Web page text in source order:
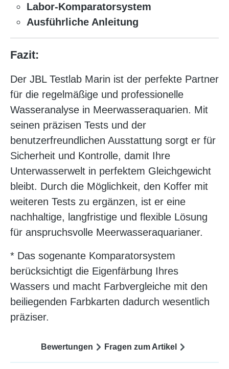
Labor-Komparatorsystem
Ausführliche Anleitung
Fazit:
Der JBL Testlab Marin ist der perfekte Partner
für die regelmäßige und professionelle
Wasseranalyse in Meerwasseraquarien. Mit
seinen präzisen Tests und der
benutzerfreundlichen Ausstattung sorgt er für
Sicherheit und Kontrolle, damit Ihre
Unterwasserwelt in perfektem Gleichgewicht
bleibt. Durch die Möglichkeit, den Koffer mit
weiteren Tests zu ergänzen, ist er eine
nachhaltige, langfristige und flexible Lösung
für anspruchsvolle Meerwasseraquarianer.
* Das sogenante Komparatorsystem
berücksichtigt die Eigenfärbung Ihres
Wassers und macht Farbvergleiche mit den
beiliegenden Farbkarten dadurch wesentlich
präziser.
Bewertungen Fragen zum Artikel